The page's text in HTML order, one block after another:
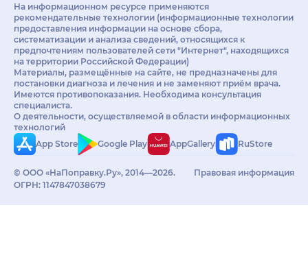
На информационном ресурсе применяются
рекомендательные технологии (информационные технологии
предоставления информации на основе сбора,
систематизации и анализа сведений, относящихся к
предпочтениям пользователей сети "Интернет", находящихся
на территории Российской Федерации)
Материалы, размещённые на сайте, не предназначены для
постановки диагноза и лечения и не заменяют приём врача.
Имеются противопоказания. Необходима консультация
специалиста.
О деятельности, осуществляемой в области информационных
технологий
App Store
Google Play AppGallery RuStore
© ООО «НаПоправку.Ру», 2014—2026.
ОГРН: 1147847038679
Правовая информация